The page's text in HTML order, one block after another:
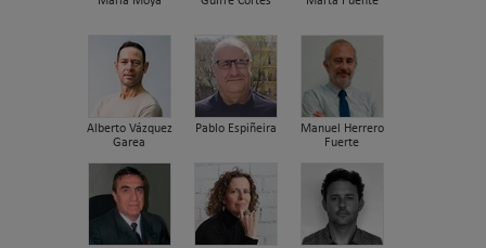
Alberto Vázquez
Garea
Pablo Espiñeira
Manuel Herrero
Fuerte